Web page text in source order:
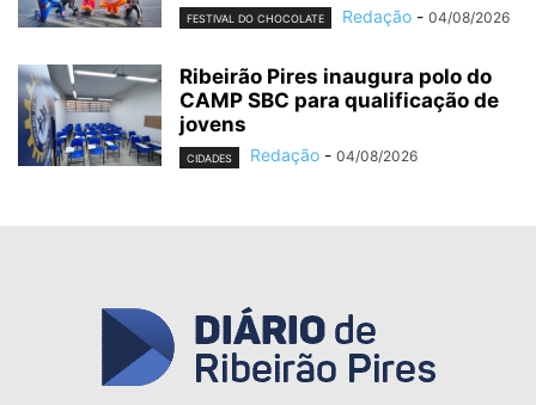
FESTIVAL DO CHOCOLATE Redação - 04/08/2026
Ribeirão Pires inaugura polo do
CAMP SBC para qualificação de
jovens
CIDADES Redação - 04/08/2026